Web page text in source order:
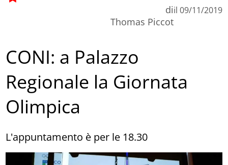
di
Thomas Piccot
il 09/11/2019
CONI: a Palazzo
Regionale la Giornata
Olimpica
L'appuntamento è per le 18.30